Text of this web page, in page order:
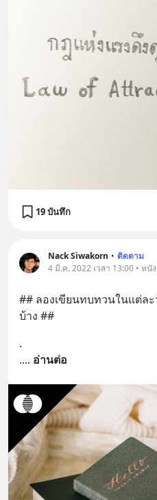
19 บันทึก
Nack Siwakorn • ติดตาม
4 มี.ค. 2022 เวลา 13:00 • หนั
## ลองเขียนทบทวนในแต่ล
บ้าง ##
.
.... อ่านต่อ